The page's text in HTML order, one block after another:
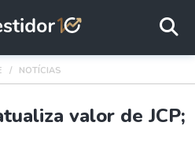
NOTÍCIAS
valor de JCP;